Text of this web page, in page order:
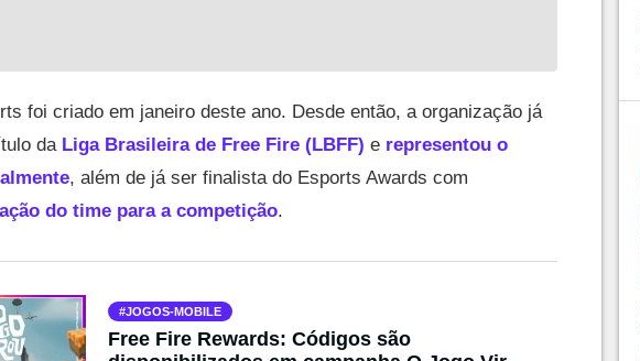
foi criado em janeiro deste ano. Desde então, a organização já
da Liga Brasileira de Free Fire (LBFF) e representou o
, além de já ser finalista do Esports Awards com
do time para a competição.
JOGOS-MOBILE
Free Fire Rewards: Códigos são